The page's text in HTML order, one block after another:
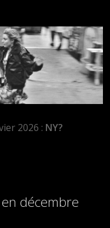
2026 : NY?
décembre